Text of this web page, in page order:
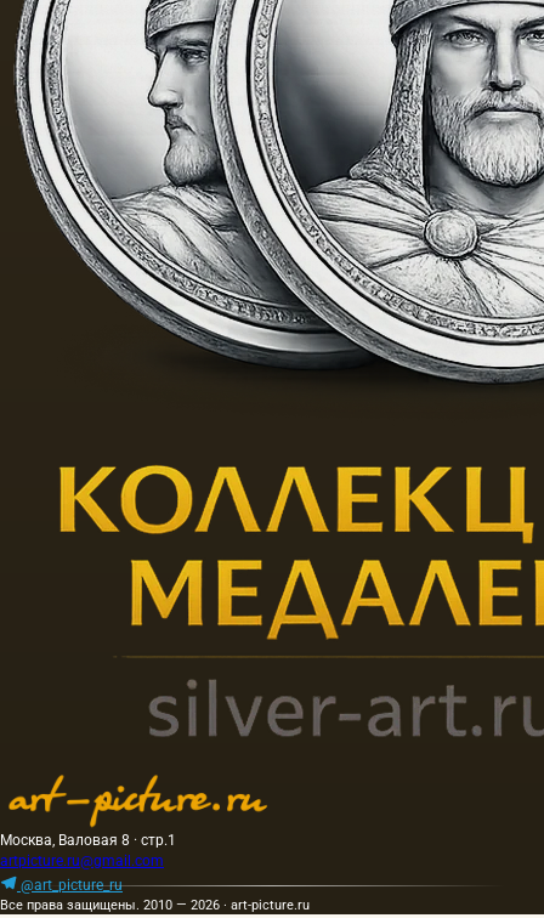
Москва, Валовая 8 · стр.1
artpicture.ru@gmail.com
@art_picture_ru
Все права защищены. 2010 — 2026 · art-picture.ru